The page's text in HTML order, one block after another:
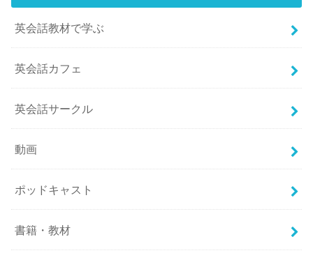
英会話教材で学ぶ
英会話カフェ
英会話サークル
動画
ポッドキャスト
書籍・教材